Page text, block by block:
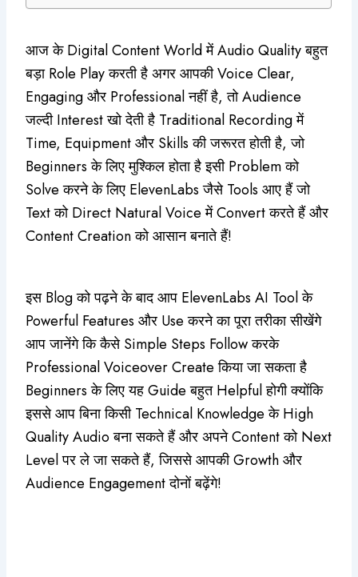
आज के Digital Content World में Audio Quality बहुत
बड़ा Role Play करती है अगर आपकी Voice Clear,
Engaging और Professional नहीं है, तो Audience
जल्दी Interest खो देती है Traditional Recording में
Time, Equipment और Skills की जरूरत होती है, जो
Beginners के लिए मुश्किल होता है इसी Problem को
Solve करने के लिए ElevenLabs जैसे Tools आए हैं जो
Text को Direct Natural Voice में Convert करते हैं और
Content Creation को आसान बनाते हैं!
इस Blog को पढ़ने के बाद आप ElevenLabs AI Tool के
Powerful Features और Use करने का पूरा तरीका सीखेंगे
आप जानेंगे कि कैसे Simple Steps Follow करके
Professional Voiceover Create किया जा सकता है
Beginners के लिए यह Guide बहुत Helpful होगी क्योंकि
इससे आप बिना किसी Technical Knowledge के High
Quality Audio बना सकते हैं और अपने Content को Next
Level पर ले जा सकते हैं, जिससे आपकी Growth और
Audience Engagement दोनों बढ़ेंगे!